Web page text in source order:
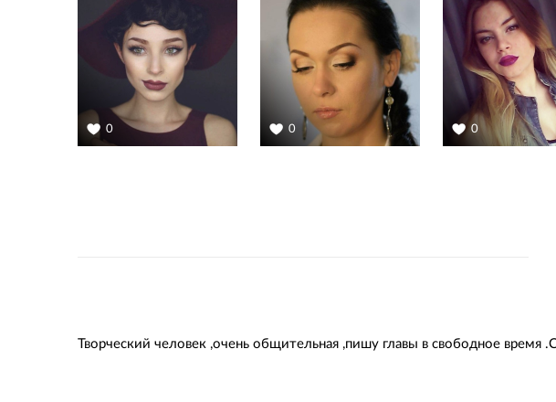
0 0 0
Творческий человек ,очень общительная ,пишу главы в свободное время